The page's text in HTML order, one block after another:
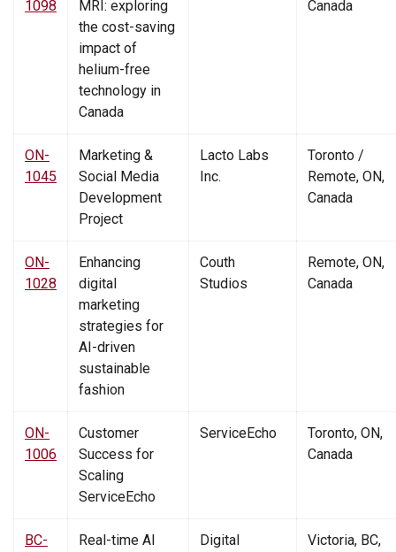
1098
MRI: exploring
the cost-saving
impact of
helium-free
technology in
Canada
Canada
ON-
1045
Marketing &
Social Media
Development
Project
Lacto Labs
Inc.
Toronto /
Remote, ON,
Canada
ON-
1028
Enhancing
digital
marketing
strategies for
AI-driven
sustainable
fashion
Couth
Studios
Remote, ON,
Canada
ON-
1006
Customer
Success for
Scaling
ServiceEcho
ServiceEcho
Toronto, ON,
Canada
BC-
Real-time AI
Digital
Victoria, BC,